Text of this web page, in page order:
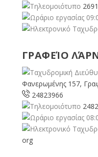
ΓΡΑΦΕΊΟ
Φανερωμένης 157,
24823966
org